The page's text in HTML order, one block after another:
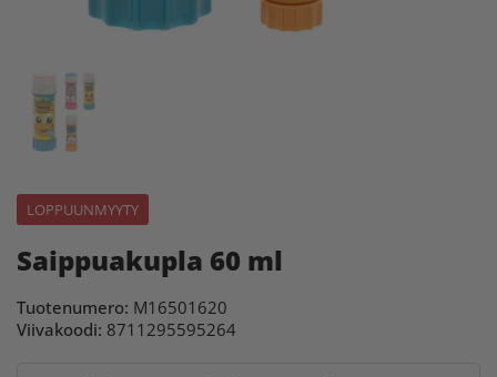
LOPPUUNMYYTY
Saippuakupla 60 ml
Tuotenumero: M16501620
Viivakoodi: 8711295595264